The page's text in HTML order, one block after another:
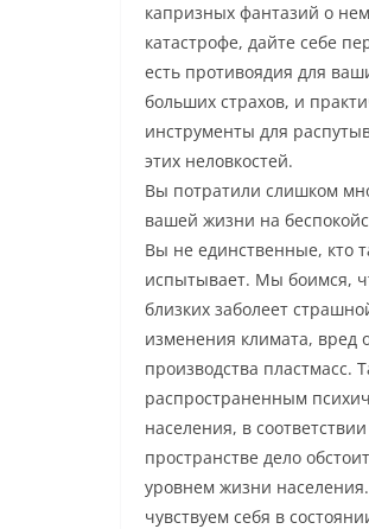
капризных фантазий о
катастрофе, дайте себе
есть противоядия для
больших страхов, и
инструменты для
этих неловкостей.
Вы потратили слишком
вашей жизни на
Вы не единственные, кто
испытывает. Мы боимся,
близких заболеет
изменения климата, вред
производства пластмасс.
распространенным
населения, в
пространстве дело
уровнем жизни
чувствуем себя в